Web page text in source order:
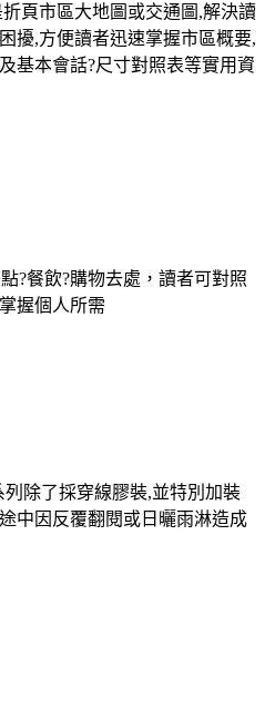
頁市區大地圖或交通圖,解決讀
擾,方便讀者迅速掌握市區概要,
基本會話?尺寸對照表等實用資
?餐飲?購物去處，讀者可對照
握個人所需
除了採穿線膠裝,並特別加裝
中因反覆翻閱或日曬雨淋造成